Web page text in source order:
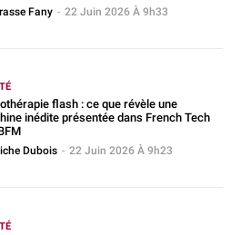
Fany - 22 Juin 2026 À 9h33
flash : ce que révèle une
inédite présentée dans French Tech
Dubois - 22 Juin 2026 À 9h23